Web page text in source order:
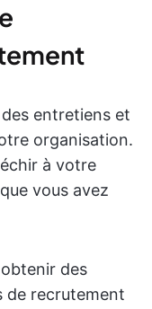
entretiens et
organisation.
à votre
vous avez
des
de recrutement